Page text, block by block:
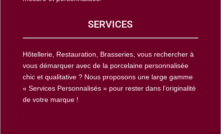
SERVICES
Hôtellerie, Restauration, Brasseries, vous rechercher à
vous démarquer avec de la porcelaine personnalisée
chic et qualitative ? Nous proposons une large gamme
« Services Personnalisés » pour rester dans l’originalité
de votre marque !